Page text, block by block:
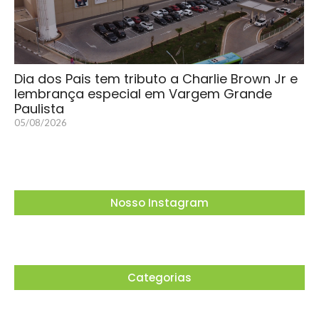
Dia dos Pais tem tributo a Charlie Brown Jr e
lembrança especial em Vargem Grande
Paulista
05/08/2026
Nosso Instagram
Categorias